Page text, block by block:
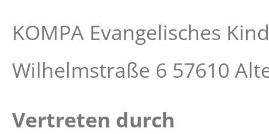
KOMPA Evangelisches
Wilhelmstraße 6 57610
Vertreten durch